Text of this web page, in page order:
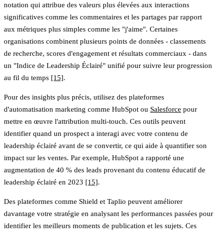
notation qui attribue des valeurs plus élevées aux interactions
significatives comme les commentaires et les partages par rapport
aux métriques plus simples comme les "j'aime". Certaines
organisations combinent plusieurs points de données - classements
de recherche, scores d'engagement et résultats commerciaux - dans
un "Indice de Leadership Éclairé" unifié pour suivre leur progression
au fil du temps [15].
Pour des insights plus précis, utilisez des plateformes
d'automatisation marketing comme HubSpot ou Salesforce pour
mettre en œuvre l'attribution multi-touch. Ces outils peuvent
identifier quand un prospect a interagi avec votre contenu de
leadership éclairé avant de se convertir, ce qui aide à quantifier son
impact sur les ventes. Par exemple, HubSpot a rapporté une
augmentation de 40 % des leads provenant du contenu éducatif de
leadership éclairé en 2023 [15].
Des plateformes comme Shield et Taplio peuvent améliorer
davantage votre stratégie en analysant les performances passées pour
identifier les meilleurs moments de publication et les sujets. Ces